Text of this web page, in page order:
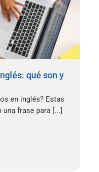
qué son y
en inglés? Estas
frase para [...]